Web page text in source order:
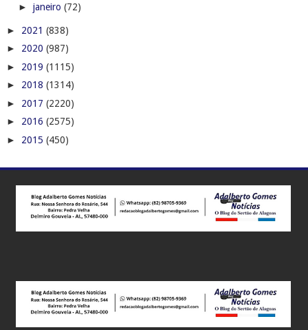
► janeiro (72)
► 2021 (838)
► 2020 (987)
► 2019 (1115)
► 2018 (1314)
► 2017 (2220)
► 2016 (2575)
► 2015 (450)